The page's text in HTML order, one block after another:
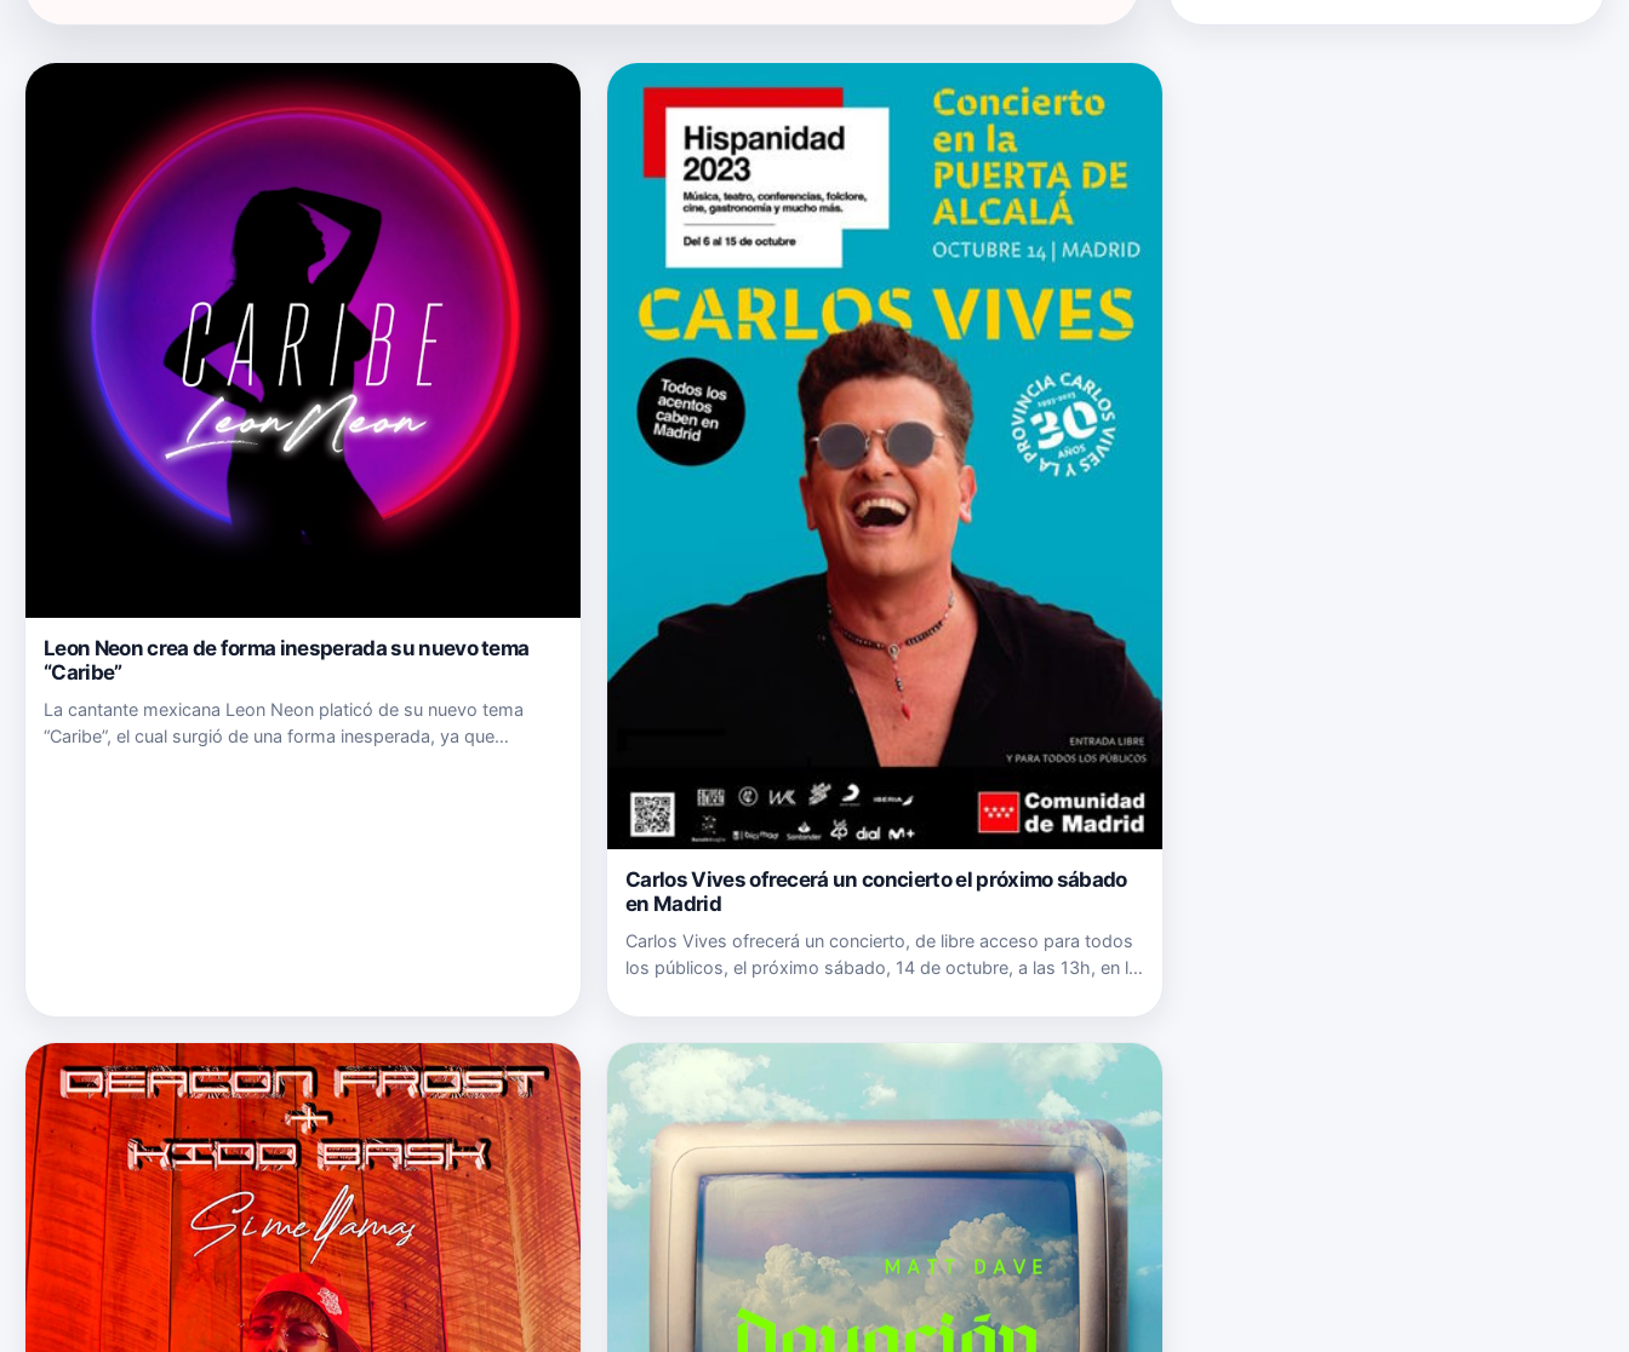
Leon Neon crea de forma inesperada su nuevo tema
“Caribe”
La cantante mexicana Leon Neon platicó de su nuevo tema
“Caribe”, el cual surgió de una forma inesperada, ya que
Carlos Vives ofrecerá un concierto el próximo sábado
en Madrid
Carlos Vives ofrecerá un concierto, de libre acceso para todos
los públicos, el próximo sábado, 14 de octubre, a las 13h, en la
de grandes amigos y artistas invitados, para cele…